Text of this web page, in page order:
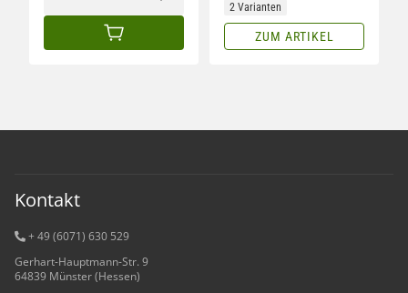
IN DEN WARENKORB
2 Varianten
ZUM ARTIKEL
Kontakt
+ 49 (6071) 630 529
Gerhart-Hauptmann-Str. 9
64839 Münster (Hessen)